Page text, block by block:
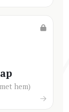
hem)